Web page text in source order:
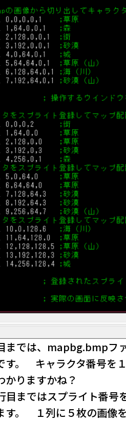
までは、mapbg.bmpフ
す。 キャラクタ番号を
りますかね？
目まではスプライト番
す。 １列に５枚の画像